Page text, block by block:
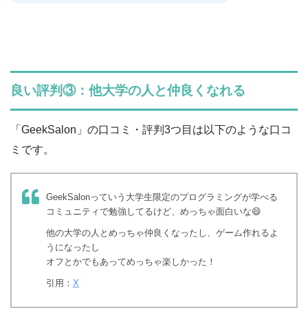
良い評判③：他大学の人と仲良くなれる
「GeekSalon」の口コミ・評判3つ目は以下のような口コ
ミです。
GeekSalonっていう大学生限定のプログラミングが学べる
コミュニティで勉強してるけど、めっちゃ面白いな😄
他の大学の人とめっちゃ仲良くなったし、ゲーム作れるよ
うになったし
オフとかでもあってめっちゃ楽しかった！
引用： X